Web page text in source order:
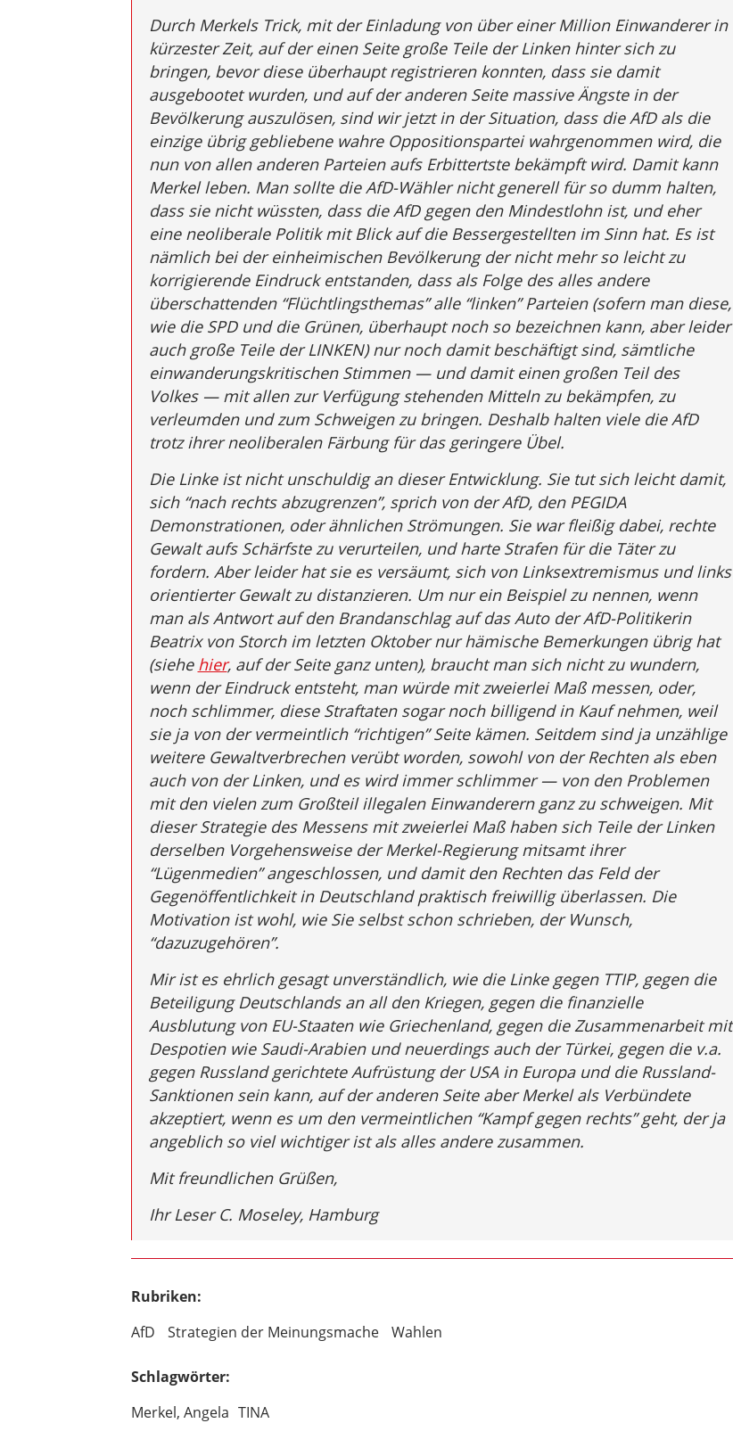
Durch Merkels Trick, mit der Einladung von über einer Million Einwanderer in
kürzester Zeit, auf der einen Seite große Teile der Linken hinter sich zu
bringen, bevor diese überhaupt registrieren konnten, dass sie damit
ausgebootet wurden, und auf der anderen Seite massive Ängste in der
Bevölkerung auszulösen, sind wir jetzt in der Situation, dass die AfD als die
einzige übrig gebliebene wahre Oppositionspartei wahrgenommen wird, die
nun von allen anderen Parteien aufs Erbittertste bekämpft wird. Damit kann
Merkel leben. Man sollte die AfD-Wähler nicht generell für so dumm halten,
dass sie nicht wüssten, dass die AfD gegen den Mindestlohn ist, und eher
eine neoliberale Politik mit Blick auf die Bessergestellten im Sinn hat. Es ist
nämlich bei der einheimischen Bevölkerung der nicht mehr so leicht zu
korrigierende Eindruck entstanden, dass als Folge des alles andere
überschattenden “Flüchtlingsthemas” alle “linken” Parteien (sofern man diese,
wie die SPD und die Grünen, überhaupt noch so bezeichnen kann, aber leider
auch große Teile der LINKEN) nur noch damit beschäftigt sind, sämtliche
einwanderungskritischen Stimmen — und damit einen großen Teil des
Volkes — mit allen zur Verfügung stehenden Mitteln zu bekämpfen, zu
verleumden und zum Schweigen zu bringen. Deshalb halten viele die AfD
trotz ihrer neoliberalen Färbung für das geringere Übel.
Die Linke ist nicht unschuldig an dieser Entwicklung. Sie tut sich leicht damit,
sich “nach rechts abzugrenzen”, sprich von der AfD, den PEGIDA
Demonstrationen, oder ähnlichen Strömungen. Sie war fleißig dabei, rechte
Gewalt aufs Schärfste zu verurteilen, und harte Strafen für die Täter zu
fordern. Aber leider hat sie es versäumt, sich von Linksextremismus und links
orientierter Gewalt zu distanzieren. Um nur ein Beispiel zu nennen, wenn
man als Antwort auf den Brandanschlag auf das Auto der AfD-Politikerin
Beatrix von Storch im letzten Oktober nur hämische Bemerkungen übrig hat
(siehe hier, auf der Seite ganz unten), braucht man sich nicht zu wundern,
wenn der Eindruck entsteht, man würde mit zweierlei Maß messen, oder,
noch schlimmer, diese Straftaten sogar noch billigend in Kauf nehmen, weil
sie ja von der vermeintlich “richtigen” Seite kämen. Seitdem sind ja unzählige
weitere Gewaltverbrechen verübt worden, sowohl von der Rechten als eben
auch von der Linken, und es wird immer schlimmer — von den Problemen
mit den vielen zum Großteil illegalen Einwanderern ganz zu schweigen. Mit
dieser Strategie des Messens mit zweierlei Maß haben sich Teile der Linken
derselben Vorgehensweise der Merkel-Regierung mitsamt ihrer
“Lügenmedien” angeschlossen, und damit den Rechten das Feld der
Gegenöffentlichkeit in Deutschland praktisch freiwillig überlassen. Die
Motivation ist wohl, wie Sie selbst schon schrieben, der Wunsch,
“dazuzugehören”.
Mir ist es ehrlich gesagt unverständlich, wie die Linke gegen TTIP, gegen die
Beteiligung Deutschlands an all den Kriegen, gegen die finanzielle
Ausblutung von EU-Staaten wie Griechenland, gegen die Zusammenarbeit mit
Despotien wie Saudi-Arabien und neuerdings auch der Türkei, gegen die v.a.
gegen Russland gerichtete Aufrüstung der USA in Europa und die Russland-
Sanktionen sein kann, auf der anderen Seite aber Merkel als Verbündete
akzeptiert, wenn es um den vermeintlichen “Kampf gegen rechts” geht, der ja
angeblich so viel wichtiger ist als alles andere zusammen.
Mit freundlichen Grüßen,
Ihr Leser C. Moseley, Hamburg
Rubriken:
AfD
Strategien der Meinungsmache Wahlen
Schlagwörter:
Merkel, Angela TINA